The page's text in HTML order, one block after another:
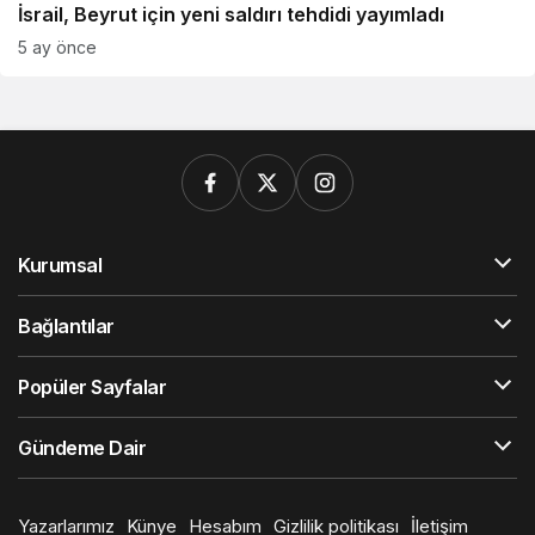
İsrail, Beyrut için yeni saldırı tehdidi yayımladı
5 ay önce
Kurumsal
Bağlantılar
Popüler Sayfalar
Gündeme Dair
Yazarlarımız Künye Hesabım Gizlilik politikası İletişim